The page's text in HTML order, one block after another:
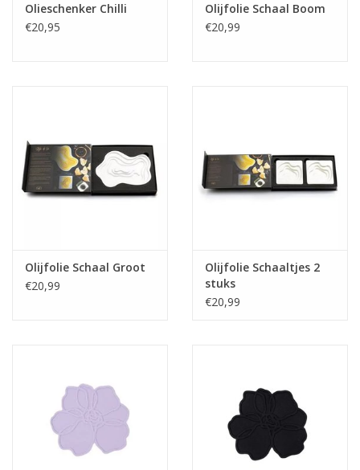
Olieschenker Chilli
€20,95
Olijfolie Schaal Boom
€20,99
Olijfolie Schaal Groot
€20,99
Olijfolie Schaaltjes 2
stuks
€20,99